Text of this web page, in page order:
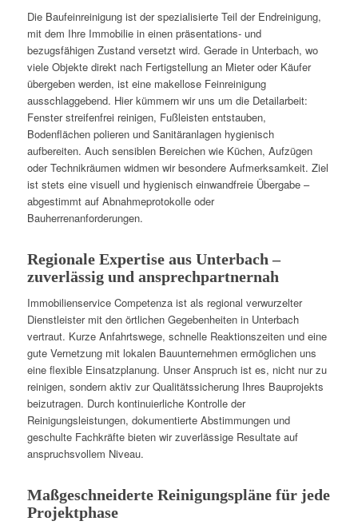
Die Baufeinreinigung ist der spezialisierte Teil der Endreinigung,
mit dem Ihre Immobilie in einen präsentations- und
bezugsfähigen Zustand versetzt wird. Gerade in Unterbach, wo
viele Objekte direkt nach Fertigstellung an Mieter oder Käufer
übergeben werden, ist eine makellose Feinreinigung
ausschlaggebend. Hier kümmern wir uns um die Detailarbeit:
Fenster streifenfrei reinigen, Fußleisten entstauben,
Bodenflächen polieren und Sanitäranlagen hygienisch
aufbereiten. Auch sensiblen Bereichen wie Küchen, Aufzügen
oder Technikräumen widmen wir besondere Aufmerksamkeit. Ziel
ist stets eine visuell und hygienisch einwandfreie Übergabe –
abgestimmt auf Abnahmeprotokolle oder
Bauherrenanforderungen.
Regionale Expertise aus Unterbach –
zuverlässig und ansprechpartnernah
Immobilienservice Competenza ist als regional verwurzelter
Dienstleister mit den örtlichen Gegebenheiten in Unterbach
vertraut. Kurze Anfahrtswege, schnelle Reaktionszeiten und eine
gute Vernetzung mit lokalen Bauunternehmen ermöglichen uns
eine flexible Einsatzplanung. Unser Anspruch ist es, nicht nur zu
reinigen, sondern aktiv zur Qualitätssicherung Ihres Bauprojekts
beizutragen. Durch kontinuierliche Kontrolle der
Reinigungsleistungen, dokumentierte Abstimmungen und
geschulte Fachkräfte bieten wir zuverlässige Resultate auf
anspruchsvollem Niveau.
Maßgeschneiderte Reinigungspläne für jede
Projektphase